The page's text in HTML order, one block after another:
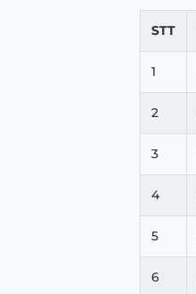
STT
1
2
3
4
5
6